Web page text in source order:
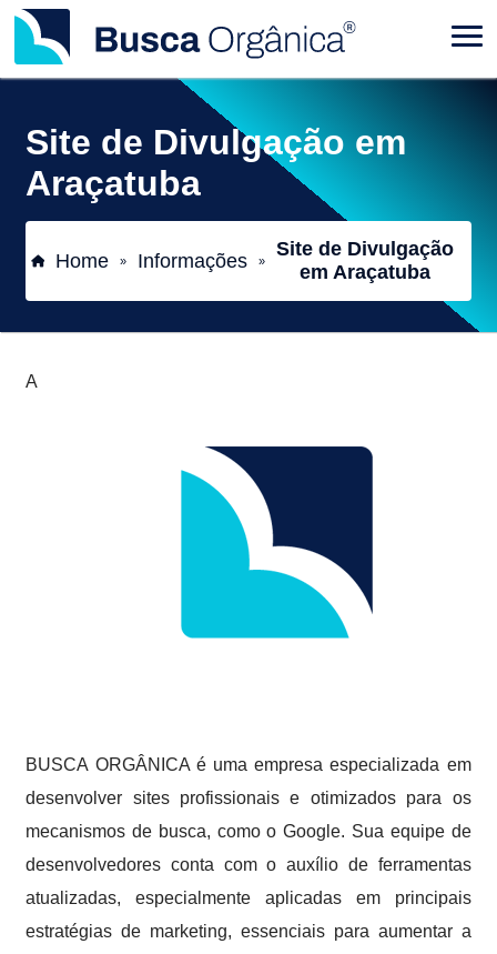
Site de Divulgação em
Araçatuba
Home » Informações »
Site de Divulgação
em Araçatuba
A
BUSCA ORGÂNICA é uma empresa especializada em
desenvolver sites profissionais e otimizados para os
mecanismos de busca, como o Google. Sua equipe de
desenvolvedores conta com o auxílio de ferramentas
atualizadas, especialmente aplicadas em principais
estratégias de marketing, essenciais para aumentar a